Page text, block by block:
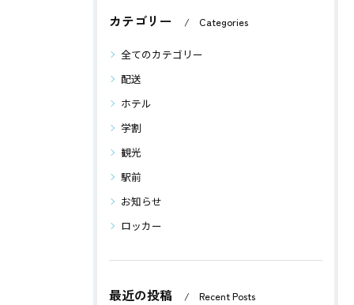
カテゴリー Categories
全てのカテゴリー
配送
ホテル
学割
観光
駅前
お知らせ
ロッカー
最近の投稿 Recent Posts